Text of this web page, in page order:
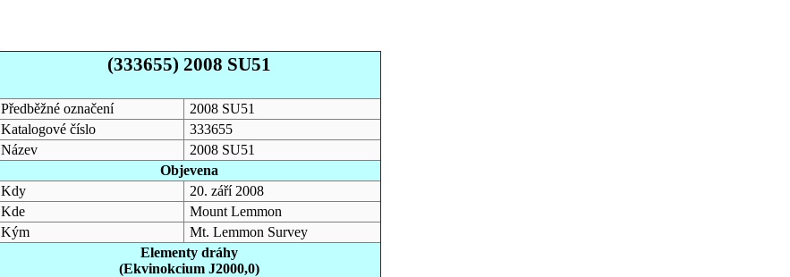
(333655) 2008 SU51
Předběžné označení
2008 SU51
Katalogové číslo
333655
Název
2008 SU51
Objevena
Kdy
20. září 2008
Kde
Mount Lemmon
Kým
Mt. Lemmon Survey
Elementy dráhy
(Ekvinokcium J2000,0)